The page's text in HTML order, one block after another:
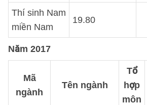
Thí sinh Nam
miền Nam
19.80
Năm 2017
Mã
ngành
Tên ngành
Tổ
hợp
môn